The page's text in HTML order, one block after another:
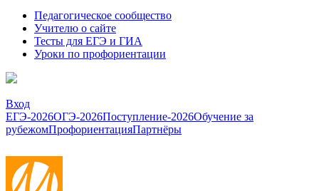
Педагогическое сообщество
Учителю о сайте
Тесты для ЕГЭ и ГИА
Уроки по профориентации
Вход
ЕГЭ-2026ОГЭ-2026Поступление-2026Обучение за
рубежомПрофориентацияПартнёры